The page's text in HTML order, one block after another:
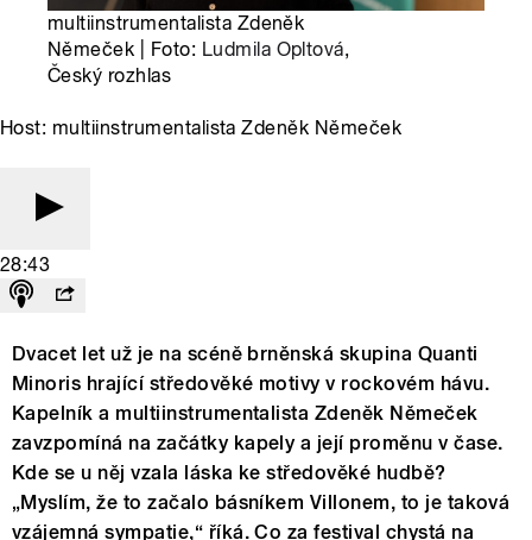
multiinstrumentalista Zdeněk
Němeček | Foto: Ludmila Opltová,
Český rozhlas
Host: multiinstrumentalista Zdeněk Němeček
28:43
Dvacet let už je na scéně brněnská skupina Quanti
Minoris hrající středověké motivy v rockovém hávu.
Kapelník a multiinstrumentalista Zdeněk Němeček
zavzpomíná na začátky kapely a její proměnu v čase.
Kde se u něj vzala láska ke středověké hudbě?
„Myslím, že to začalo básníkem Villonem, to je taková
vzájemná sympatie,“ říká. Co za festival chystá na